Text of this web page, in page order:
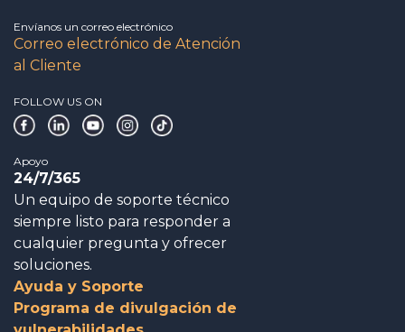
Envíanos un correo electrónico
Correo electrónico de Atención
al Cliente
FOLLOW US ON
Apoyo
24/7/365
Un equipo de soporte técnico
siempre listo para responder a
cualquier pregunta y ofrecer
soluciones.
Ayuda y Soporte
Programa de divulgación de